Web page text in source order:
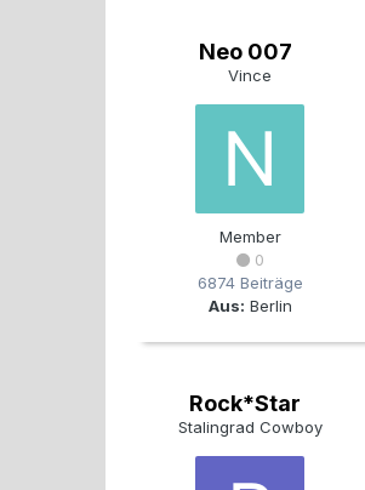
Neo 007
Vince
Member
0
6874 Beiträge
Aus: Berlin
Rock*Star
Stalingrad Cowboy